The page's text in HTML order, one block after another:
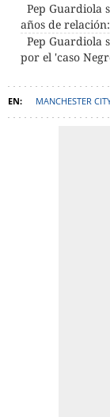
Pep Guardiola
años de
Pep Guardiola
por el 'caso
MANCHESTER